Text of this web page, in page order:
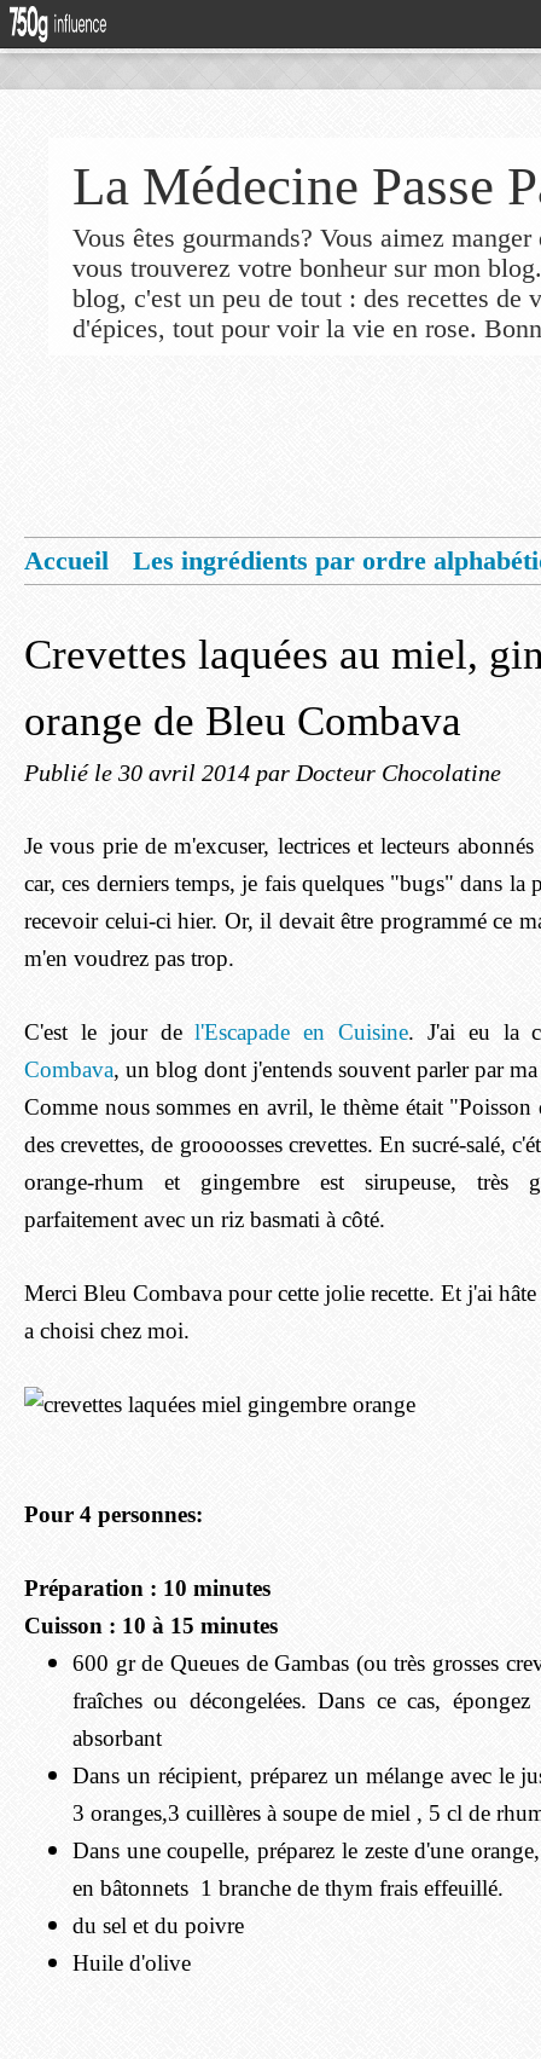
La Médecine Passe
Vous êtes gourmands? Vous aimez
vous trouverez votre bonheur sur mon
blog, c'est un peu de tout : des recettes de
d'épices, tout pour voir la vie en rose.
Accueil
Les ingrédients par ordre
Crevettes laquées au miel,
orange de Bleu Combava
Publié le 30 avril 2014 par Docteur Chocolatine
Je vous prie de m'excuser, lectrices et lecteurs
car, ces derniers temps, je fais quelques "bugs" dans
recevoir celui-ci hier. Or, il devait être programmé ce
m'en voudrez pas trop.
C'est le jour del'Escapade en Cuisine. J'ai eu la
Combava, un blog dont j'entends souvent parler par
Comme nous sommes en avril, le thème était
des crevettes, de groooosses crevettes. En sucré-salé,
orange-rhum et gingembre est sirupeuse, très
parfaitement avec un riz basmati à côté.
Merci Bleu Combava pour cette jolie recette. Et j'ai
a choisi chez moi.
Pour 4 personnes:
Préparation : 10 minutes
Cuisson : 10 à 15 minutes
600 gr de Queues de Gambas (ou très grosses
fraîches ou décongelées. Dans ce cas,
absorbant
Dans un récipient, préparez un mélange avec le
3 oranges,3 cuillères à soupe de miel , 5 cl de
Dans une coupelle, préparez le zeste d'une
en bâtonnets 1 branche de thym frais effeuillé.
du sel et du poivre
Huile d'olive